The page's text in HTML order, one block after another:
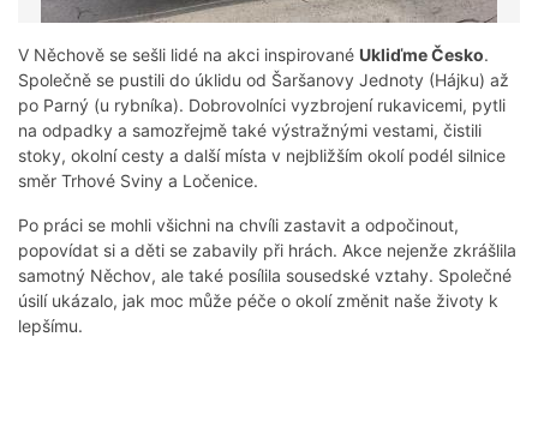
V Něchově se sešli lidé na akci inspirované Ukliďme Česko.
Společně se pustili do úklidu od Šaršanovy Jednoty (Hájku) až
po Parný (u rybníka). Dobrovolníci vyzbrojení rukavicemi, pytli
na odpadky a samozřejmě také výstražnými vestami, čistili
stoky, okolní cesty a další místa v nejbližším okolí podél silnice
směr Trhové Sviny a Ločenice.
Po práci se mohli všichni na chvíli zastavit a odpočinout,
popovídat si a děti se zabavily při hrách. Akce nejenže zkrášlila
samotný Něchov, ale také posílila sousedské vztahy. Společné
úsilí ukázalo, jak moc může péče o okolí změnit naše životy k
lepšímu.